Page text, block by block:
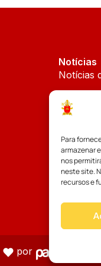
Para
armazenar
nos
neste site.
recursos e
Notícias
Notícias
Notícias
Palavra
por